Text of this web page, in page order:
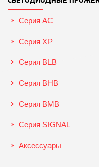
Серия AC
Серия XP
Серия BLB
Серия BHB
Серия BMB
Серия SIGNAL
Аксессуары